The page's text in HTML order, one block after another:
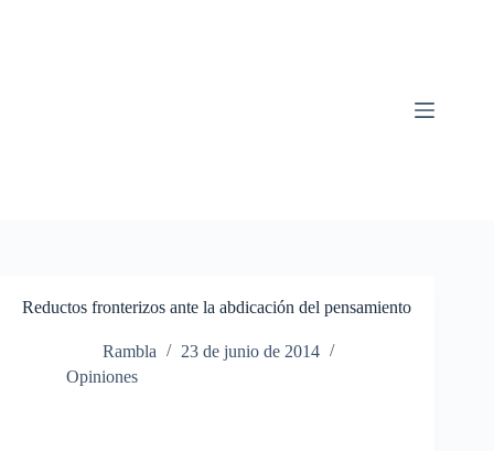
Reductos fronterizos ante la abdicación del pensamiento
Rambla
23 de junio de 2014
Opiniones